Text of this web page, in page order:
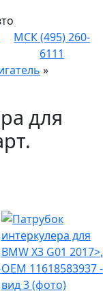
МСК(495) 260-
6111
»
для